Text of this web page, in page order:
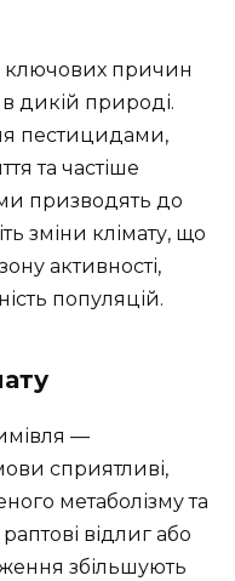
причин
дикій природі.
пестицидами,
та частіше
призводять до
зміни клімату, що
активності,
популяцій.
—
сприятливі,
метаболізму та
відлиг або
збільшують